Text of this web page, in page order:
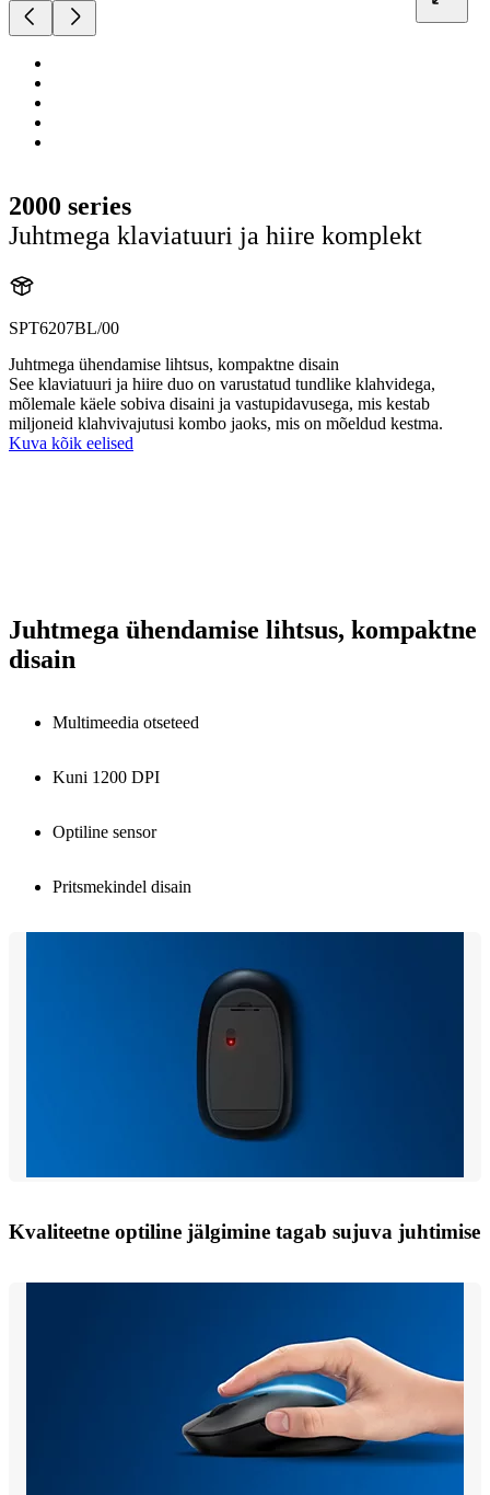
2000 series
Juhtmega klaviatuuri ja hiire komplekt
SPT6207BL/00
Juhtmega ühendamise lihtsus, kompaktne disain
See klaviatuuri ja hiire duo on varustatud tundlike klahvidega,
mõlemale käele sobiva disaini ja vastupidavusega, mis kestab
miljoneid klahvivajutusi kombo jaoks, mis on mõeldud kestma.
Kuva kõik eelised
Juhtmega ühendamise lihtsus, kompaktne
disain
Multimeedia otseteed
Kuni 1200 DPI
Optiline sensor
Pritsmekindel disain
Kvaliteetne optiline jälgimine tagab sujuva juhtimise